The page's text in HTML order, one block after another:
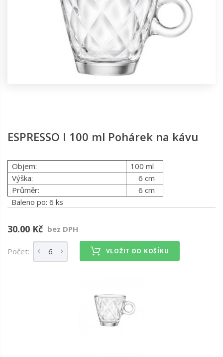
ESPRESSO I 100 ml Pohárek na kávu
Objem:
100 ml
Výška:
6 cm
Průměr:
6 cm
Baleno po: 6 ks
30.00 Kč bez DPH
Počet: VLOŽIT DO KOŠÍKU